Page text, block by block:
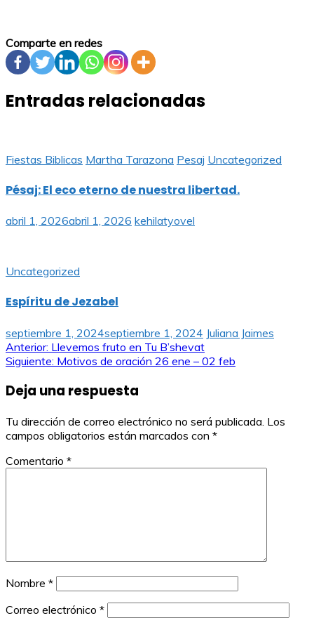
Comparte en redes
Entradas relacionadas
Fiestas Biblicas Martha Tarazona Pesaj Uncategorized
Pésaj: El eco eterno de nuestra libertad.
abril 1, 2026abril 1, 2026 kehilatyovel
Uncategorized
Espíritu de Jezabel
septiembre 1, 2024septiembre 1, 2024 Juliana Jaimes
Navegación
entradas
Anterior: Llevemos fruto en Tu B’shevat
Siguiente: Motivos de oración 26 ene – 02 feb
Deja una respuesta
Tu dirección de correo electrónico no será publicada. Los
campos obligatorios están marcados con *
Comentario *
Nombre *
Correo electrónico *